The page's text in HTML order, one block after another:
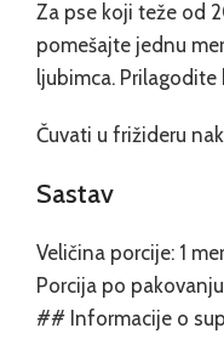
Za pse koji teže od
pomešajte jednu
ljubimca.
Čuvati u frižideru
Sastav
Veličina porcije: 1
Porcija po
## Informacije o